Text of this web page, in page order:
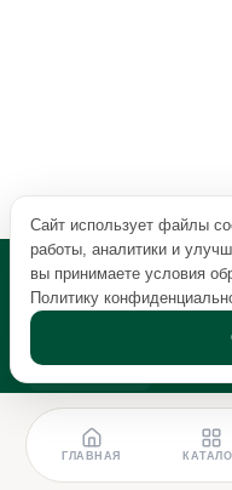
ГЛАВНАЯ
Сайт использует файлы
работы, аналитики и
вы принимаете условия
Политику